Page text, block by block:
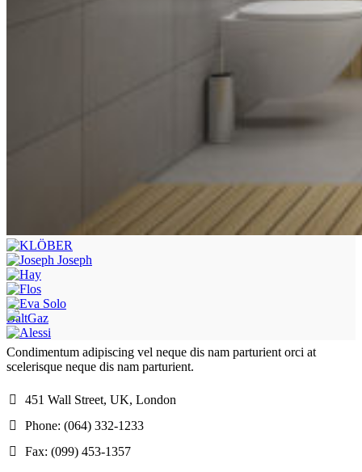
BaltGaz
Condimentum adipiscing vel neque dis nam parturient orci at
scelerisque neque dis nam parturient.
451 Wall Street, UK, London
Phone: (064) 332-1233
Fax: (099) 453-1357